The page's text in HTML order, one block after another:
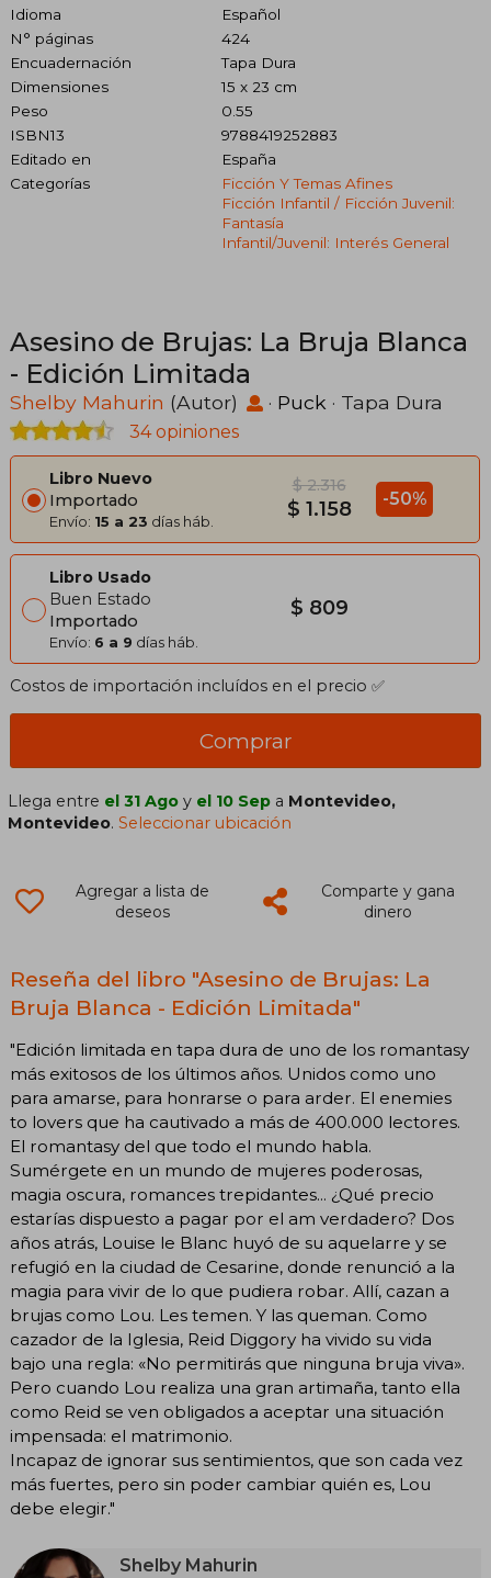
Idioma
Español
N° páginas
424
Encuadernación
Tapa Dura
Dimensiones
15 x 23 cm
Peso
0.55
ISBN13
9788419252883
Editado en
España
Categorías
Ficción Y Temas Afines
Ficción Infantil / Ficción Juvenil:
Fantasía
Infantil/juvenil: Interés General
Asesino de Brujas: La Bruja Blanca
- Edición Limitada
Shelby Mahurin (Autor) · Puck · Tapa Dura
34 opiniones
Libro Nuevo
Importado
Envío: 15 a 23 días háb.
$ 2.316
$ 1.158 -50%
Libro Usado
Buen Estado
Importado
Envío: 6 a 9 días háb.
$ 809
Costos de importación incluídos en el precio ✅
Comprar
Llega entre el 31 Ago y el 10 Sep a Montevideo,
Montevideo.Seleccionar ubicación
Agregar a lista de
deseos
Comparte y gana
dinero
Reseña del libro "Asesino de Brujas: La
Bruja Blanca - Edición Limitada"
"Edición limitada en tapa dura de uno de los romantasy
más exitosos de los últimos años. Unidos como uno
para amarse, para honrarse o para arder. El enemies
to lovers que ha cautivado a más de 400.000 lectores.
El romantasy del que todo el mundo habla.
Sumérgete en un mundo de mujeres poderosas,
magia oscura, romances trepidantes... ¿Qué precio
estarías dispuesto a pagar por el am verdadero? Dos
años atrás, Louise le Blanc huyó de su aquelarre y se
refugió en la ciudad de Cesarine, donde renunció a la
magia para vivir de lo que pudiera robar. Allí, cazan a
brujas como Lou. Les temen. Y las queman. Como
cazador de la Iglesia, Reid Diggory ha vivido su vida
bajo una regla: «No permitirás que ninguna bruja viva».
Pero cuando Lou realiza una gran artimaña, tanto ella
como Reid se ven obligados a aceptar una situación
impensada: el matrimonio.
Incapaz de ignorar sus sentimientos, que son cada vez
más fuertes, pero sin poder cambiar quién es, Lou
debe elegir."
Shelby Mahurin